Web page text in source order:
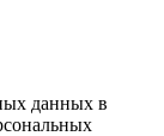
данных в